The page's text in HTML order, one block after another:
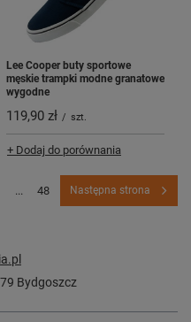
Lee Cooper buty sportowe
męskie trampki modne granatowe
wygodne
119,90 zł / szt.
+ Dodaj do porównania
... 48 Następna strona
Bydgoszcz